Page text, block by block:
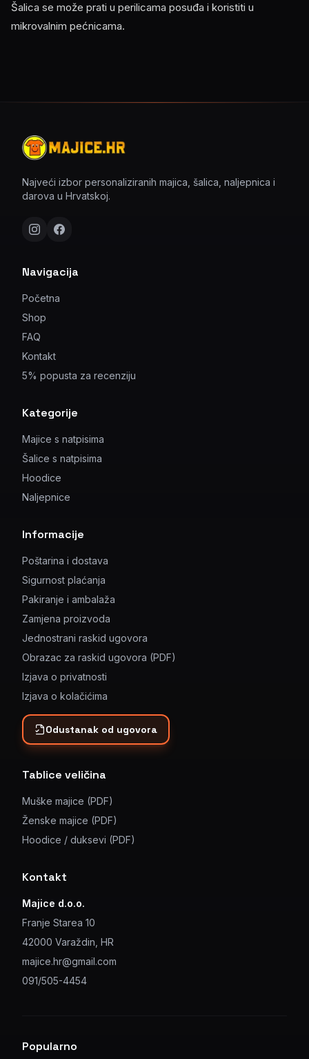
Šalica se može prati u perilicama posuđa i koristiti u
mikrovalnim pećnicama.
Najveći izbor personaliziranih majica, šalica, naljepnica i
darova u Hrvatskoj.
Navigacija
Početna
Shop
FAQ
Kontakt
5% popusta za recenziju
Kategorije
Majice s natpisima
Šalice s natpisima
Hoodice
Naljepnice
Informacije
Poštarina i dostava
Sigurnost plaćanja
Pakiranje i ambalaža
Zamjena proizvoda
Jednostrani raskid ugovora
Obrazac za raskid ugovora (PDF)
Izjava o privatnosti
Izjava o kolačićima
Odustanak od ugovora
Tablice veličina
Muške majice (PDF)
Ženske majice (PDF)
Hoodice / duksevi (PDF)
Kontakt
Majice d.o.o.
Franje Starea 10
42000 Varaždin, HR
majice.hr@gmail.com
091/505-4454
Popularno